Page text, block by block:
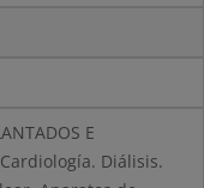
E
Diálisis.